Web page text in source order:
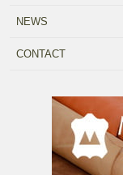
NEWS
CONTACT